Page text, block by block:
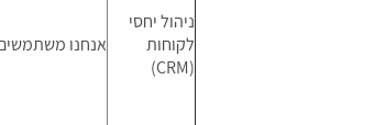
ניהול יחסי
לקוחות
(CRM)
אנחנו